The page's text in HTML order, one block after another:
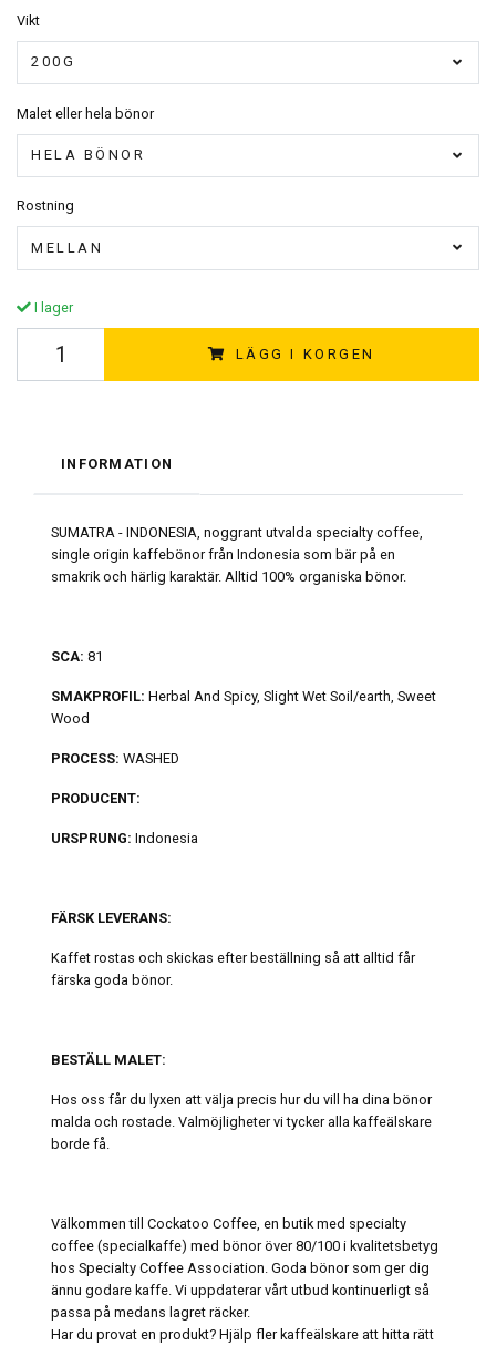
Vikt
200G
Malet eller hela bönor
HELA BÖNOR
Rostning
MELLAN
I lager
LÄGG I KORGEN
INFORMATION
SUMATRA - INDONESIA, noggrant utvalda specialty coffee,
single origin kaffebönor från Indonesia som bär på en
smakrik och härlig karaktär. Alltid 100% organiska bönor.
SCA: 81
SMAKPROFIL: Herbal And Spicy, Slight Wet Soil/earth, Sweet
Wood
PROCESS: WASHED
PRODUCENT:
URSPRUNG: Indonesia
FÄRSK LEVERANS:
Kaffet rostas och skickas efter beställning så att alltid får
färska goda bönor.
BESTÄLL MALET:
Hos oss får du lyxen att välja precis hur du vill ha dina bönor
malda och rostade. Valmöjligheter vi tycker alla kaffeälskare
borde få.
Välkommen till Cockatoo Coffee, en butik med specialty
coffee (specialkaffe) med bönor över 80/100 i kvalitetsbetyg
hos Specialty Coffee Association. Goda bönor som ger dig
ännu godare kaffe. Vi uppdaterar vårt utbud kontinuerligt så
passa på medans lagret räcker.
Har du provat en produkt? Hjälp fler kaffeälskare att hitta rätt